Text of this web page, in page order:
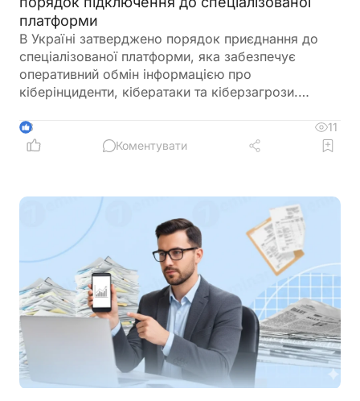
платформи
В Україні затверджено порядок приєднання до
спеціалізованої платформи, яка забезпечує
оперативний обмін інформацією про
кіберінциденти, кібератаки та кіберзагрози.
між державними органами, операторами
критичної інфраструктури та іншими суб’єктами
3
11
Коментувати